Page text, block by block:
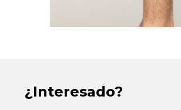
¿Interesado?